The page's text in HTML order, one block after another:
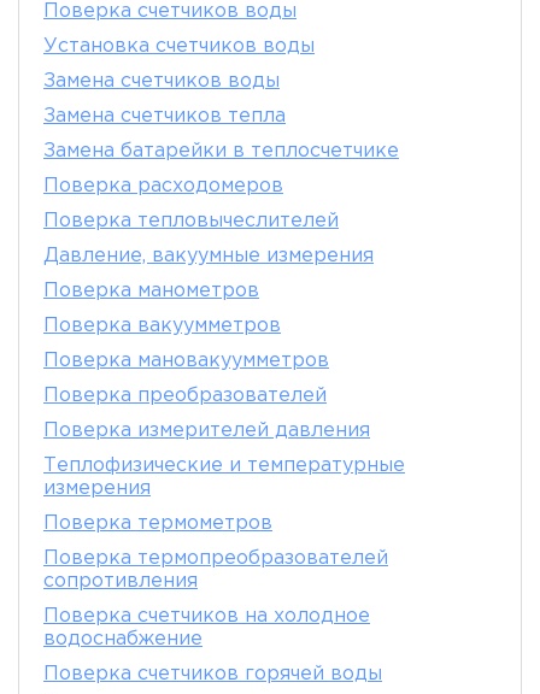
Поверка счетчиков воды
Установка счетчиков воды
Замена счетчиков воды
Замена счетчиков тепла
Замена батарейки в теплосчетчике
Поверка расходомеров
Поверка тепловычеслителей
Давление, вакуумные измерения
Поверка манометров
Поверка вакуумметров
Поверка мановакуумметров
Поверка преобразователей
Поверка измерителей давления
Теплофизические и температурные
измерения
Поверка термометров
Поверка термопреобразователей
сопротивления
Поверка счетчиков на холодное
водоснабжение
Поверка счетчиков горячей воды